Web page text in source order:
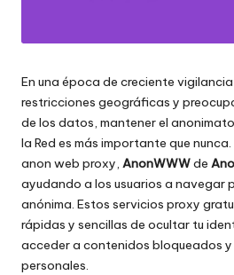
e
s
p
a
r
a
t
o
En una época de creciente
restricciones geográficas y
de los datos, mantener el
la Red es más importante que
anon web proxy, AnonWWWde
ayudando a los usuarios a navegar
anónima. Estos servicios proxy
rápidas y sencillas de ocultar tu
acceder a contenidos bloqueados
personales.